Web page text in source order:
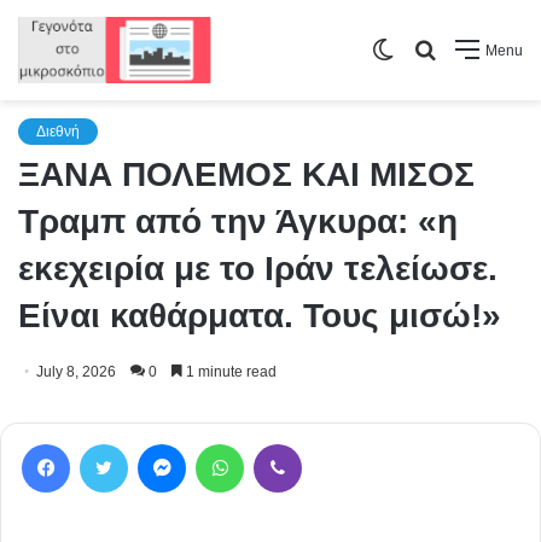
Menu
Search
Switch
Διεθνή
ΞΑΝΑ ΠΟΛΕΜΟΣ ΚΑΙ ΜΙΣΟΣ
Τραμπ από την Άγκυρα: «η
εκεχειρία με το Ιράν τελείωσε.
Είναι καθάρματα. Τους μισώ!»
July 8, 2026 0 1 minute read